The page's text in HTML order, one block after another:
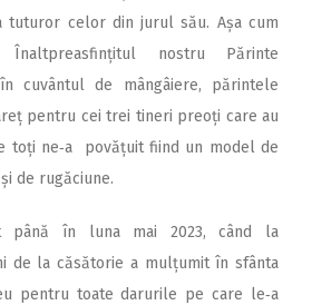
tuturor celor din jurul său. Așa cum
nostru Părinte
cuvântul de mângâiere, părintele
pentru cei trei tineri preoți care au
toți ne‑a povățuit fiind un model de
de rugăciune.
până în luna mai 2023, când la
de la căsătorie a mulțumit în sfânta
pentru toate darurile pe care le‑a